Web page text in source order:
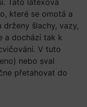
které se omotá a
šlachy, vazy,
a dochází tak k
V tuto
nebo sval
přetahovat do